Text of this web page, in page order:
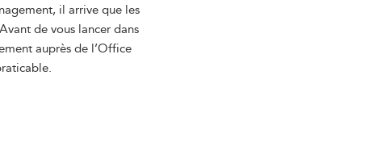
il arrive que les
de vous lancer dans
auprès de l’Office